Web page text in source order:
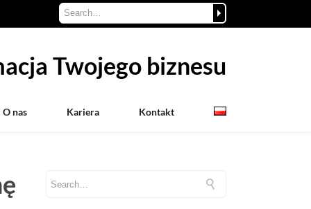
Twojego biznesu
O nas Kariera Kontakt